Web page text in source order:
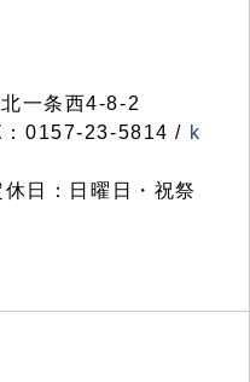
一条西4-8-2
0157-23-5814 / k
日：日曜日・祝祭